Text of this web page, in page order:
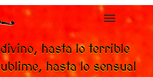
Toggle
navigation
divino, hasta lo terrible
hasta lo sensual